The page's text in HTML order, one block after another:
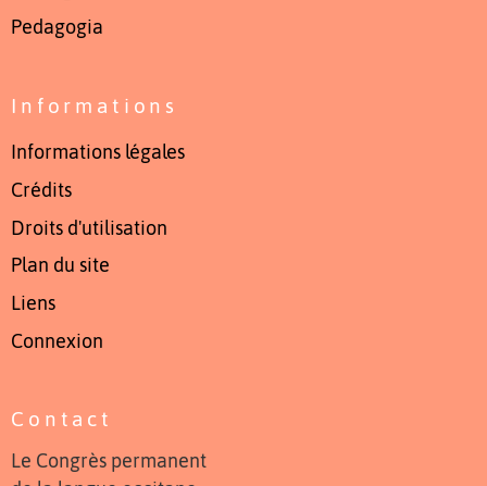
Pedagogia
Informations
Informations légales
Crédits
Droits d'utilisation
Plan du site
Liens
Connexion
Contact
Le Congrès permanent